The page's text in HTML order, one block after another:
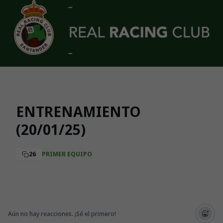
Skip to main content
ENTRENAMIENTO
(20/01/25)
26 PRIMER EQUIPO
Aún no hay reacciones. ¡Sé el primero!